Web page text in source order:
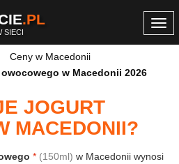
.PL
SIECI
Ceny w Macedonii
w Macedonii 2026
JOGURT
MACEDONII?
* (150ml) w Macedonii wynosi